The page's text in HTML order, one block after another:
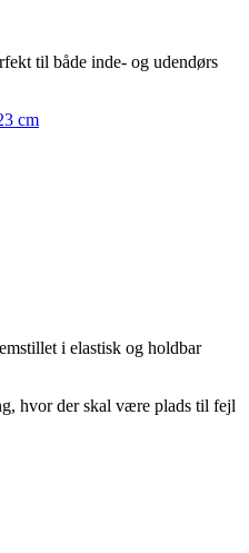
til både inde- og udendørs
cm
i elastisk og holdbar
hvor der skal være plads til fejl